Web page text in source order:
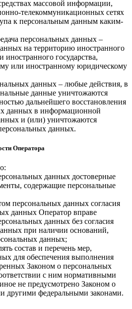
массовой информации,
телекоммуникационных сетях
к персональным данным каким-
персональных данных –
на территорию иностранного
иностранного государства,
или иностранному юридическому
данных – любые действия, в
данные уничтожаются
дальнейшего восстановления
данных в информационной
и (или) уничтожаются
данных.
Оператора
данных достоверные
содержащие персональные
персональных данных согласия
данных Оператор вправе
данных без согласия
при наличии оснований,
данных;
состав и перечень мер,
для обеспечения выполнения
Законом о персональных
с ним нормативными
не предусмотрено Законом о
другими федеральными законами.